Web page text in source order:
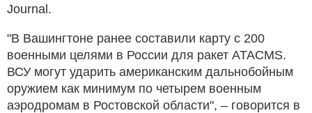
Journal.
"В Вашингтоне ранее составили карту с 200
военными целями в России для ракет ATACMS.
ВСУ могут ударить американским дальнобойным
оружием как минимум по четырем военным
аэродромам в Ростовской области", – говорится в